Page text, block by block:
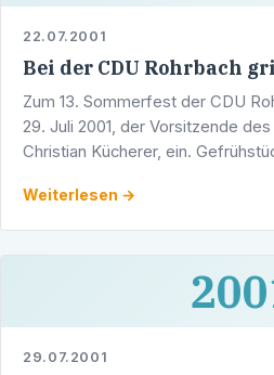
22.07.2001
Bei der CDU Rohrbach
Zum 13. Sommerfest der CDU
29. Juli 2001, der Vorsitzende
Christian Kücherer, ein.
…
Weiterlesen →
29.07.2001